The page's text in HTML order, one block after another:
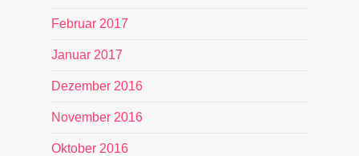
Februar 2017
Januar 2017
Dezember 2016
November 2016
Oktober 2016